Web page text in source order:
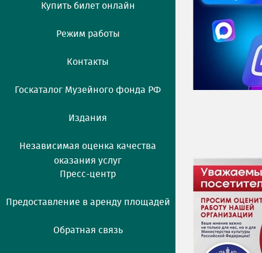
Купить билет онлайн
Режим работы
Контакты
Госкаталог Музейного фонда РФ
Издания
Независимая оценка качества
оказания услуг
Пресс-центр
Предоставление в аренду площадей
Обратная связь